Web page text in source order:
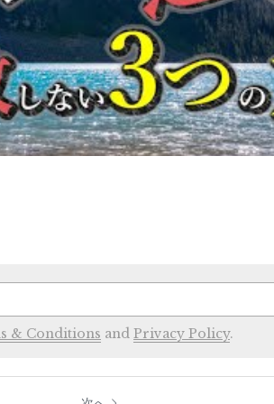
& Conditions and Privacy Policy.